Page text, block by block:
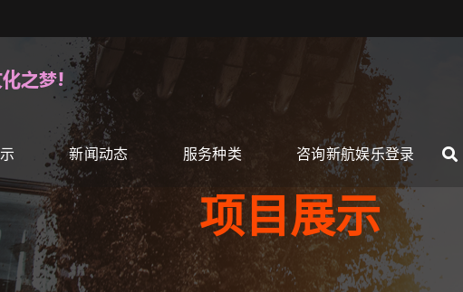
新闻动态 服务种类 咨询新航娱乐登录
项目展示